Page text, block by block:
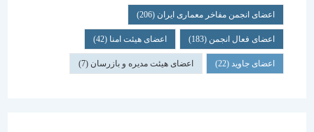
اعضای انجمن مفاخر معماری ایران (206)
اعضای فعال انجمن(183) اعضای هیئت امنا(42)
اعضای جاوید(22) اعضای هیئت مدیره و بازرسان(7)